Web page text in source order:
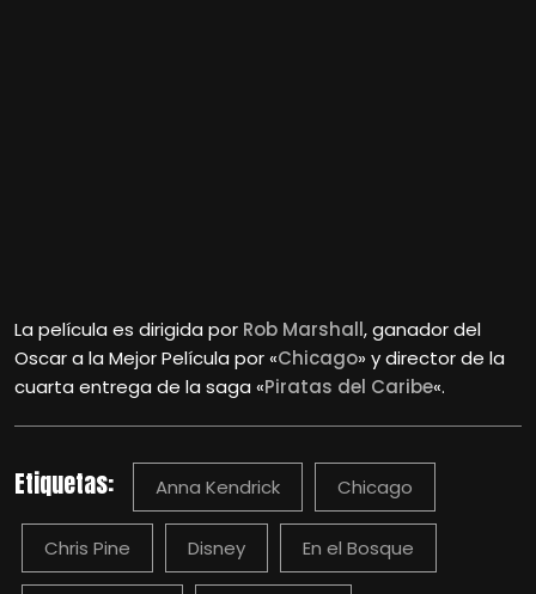
La película es dirigida por Rob Marshall, ganador del
Oscar a la Mejor Película por «Chicago» y director de la
cuarta entrega de la saga «Piratas del Caribe«.
Etiquetas: Anna Kendrick Chicago
Chris Pine Disney En el Bosque